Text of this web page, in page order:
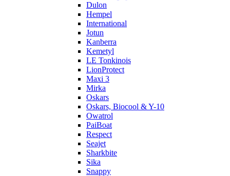
Dulon
Hempel
International
Jotun
Kanberra
Kemetyl
LE Tonkinois
LionProtect
Maxi 3
Mirka
Oskars
Oskars, Biocool & Y-10
Owatrol
PaiBoat
Respect
Seajet
Sharkbite
Sika
Snappy